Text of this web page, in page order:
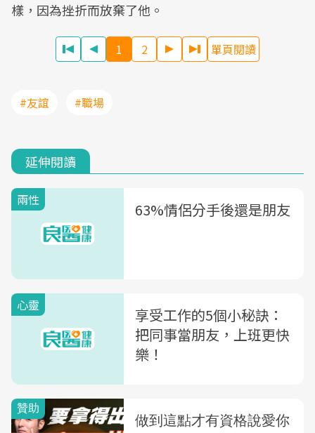
樣，因為挫折而放棄了他。
1 2 單頁閱讀
#友誼 #職場
延伸閱讀
兩性 63%情侶分手後還是朋友
心靈
享受工作的5個小秘訣：
把同事當朋友，上班更快
樂！